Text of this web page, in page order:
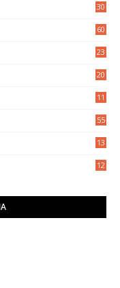
30
60
23
20
11
55
13
12